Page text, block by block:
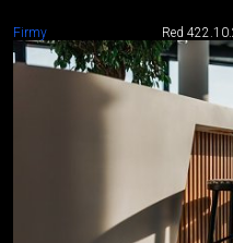
Firmy Red 4